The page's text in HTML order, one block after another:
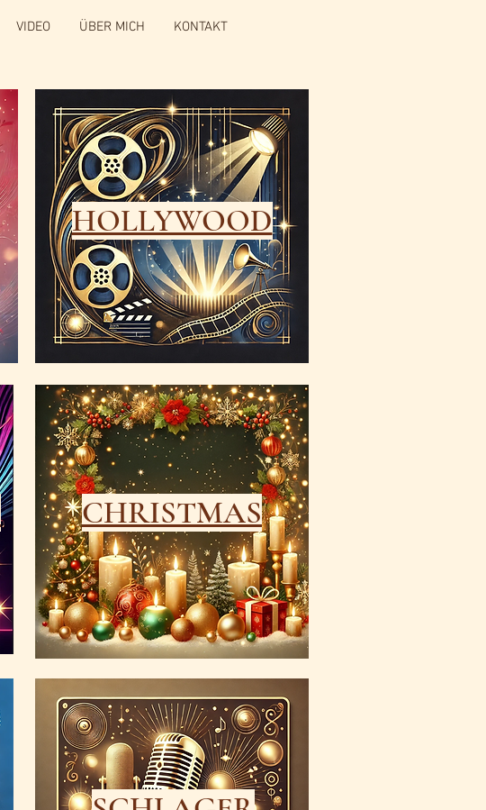
VIDEO ÜBER MICH KONTAKT
HOLLYWOOD
CHRISTMAS